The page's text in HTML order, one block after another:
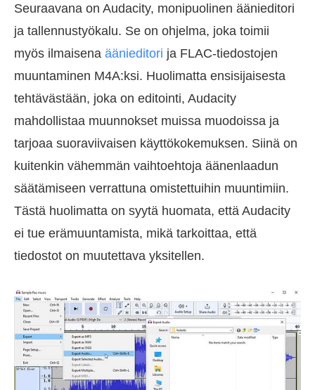
Seuraavana on Audacity, monipuolinen äänieditori
ja tallennustyökalu. Se on ohjelma, joka toimii
myös ilmaisena äänieditori ja FLAC-tiedostojen
muuntaminen M4A:ksi. Huolimatta ensisijaisesta
tehtävästään, joka on editointi, Audacity
mahdollistaa muunnokset muissa muodoissa ja
tarjoaa suoraviivaisen käyttökokemuksen. Siinä on
kuitenkin vähemmän vaihtoehtoja äänenlaadun
säätämiseen verrattuna omistettuihin muuntimiin.
Tästä huolimatta on syytä huomata, että Audacity
ei tue erämuuntamista, mikä tarkoittaa, että
tiedostot on muutettava yksitellen.